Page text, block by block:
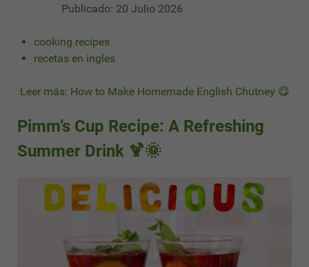
Publicado: 20 Julio 2026
cooking recipes
recetas en ingles
Leer más: How to Make Homemade English Chutney 😋
Pimm’s Cup Recipe: A Refreshing
Summer Drink 🍹🌞